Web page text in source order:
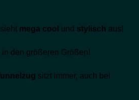
mega cool und stylisch aus!
den größeren Größen!
sitzt immer, auch bei